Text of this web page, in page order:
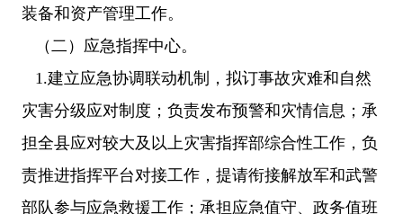
装备和资产管理工作。
（二）应急指挥中心。
1.建立应急协调联动机制，拟订事故灾难和自然
灾害分级应对制度；负责发布预警和灾情信息；承
担全县应对较大及以上灾害指挥部综合性工作，负
责推进指挥平台对接工作，提请衔接解放军和武警
部队参与应急救援工作；承担应急值守、政务值班